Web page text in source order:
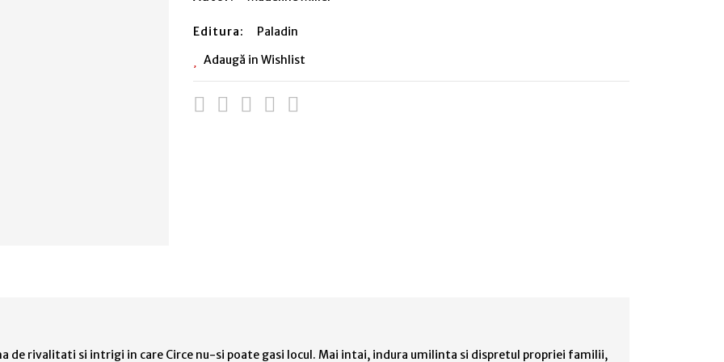
Editura:
Paladin
Adaugă in Wishlist
de rivalitati si intrigi in care Circe nu-si poate gasi locul. Mai intai, indura umilinta si dispretul propriei familii,